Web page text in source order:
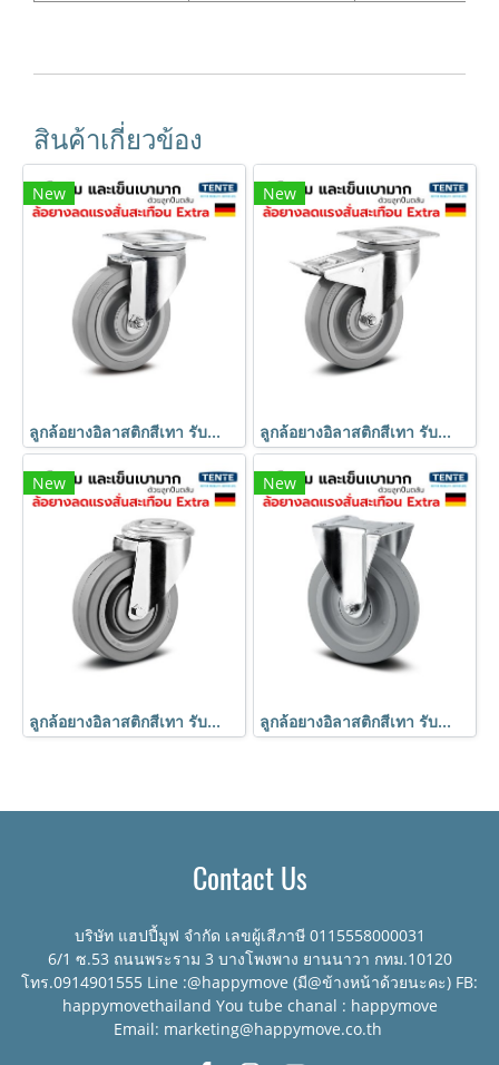
สินค้าเกี่ยวข้อง
New
ลูกล้อยางอิลาสติกสีเทา รับน้ำหนัก 450kg. แป้นหมุน เข็นเงียบ นุ่มนวล มาตรฐานเยอรมัน TENTE
New
ลูกล้อยางอิลาสติกสีเทา รับน้ำหนัก 450kg. แป้นเบรก เข็นเงียบ นุ่มนวล มาตรฐานเยอรมัน TENTE
New
ลูกล้อยางอิลาสติกสีเทา รับน้ำหนัก 450kg. รูหมุน เข็นเงียบ นุ่มนวล มาตรฐานเยอรมัน TENTE
New
ลูกล้อยางอิลาสติกสีเทา รับน้ำหนัก 450kg. แป้นตาย เข็นเงียบ นุ่มนวล มาตรฐานเยอรมัน TENTE
Contact Us
บริษัท แฮปปี้มูฟ จำกัด เลขผู้เสีภาษี 0115558000031
6/1 ซ.53 ถนนพระราม 3 บางโพงพาง ยานนาวา กทม.10120
โทร.0914901555 Line :@happymove (มี@ข้างหน้าด้วยนะคะ) FB:
happymovethailand You tube chanal : happymove
Email: marketing@happymove.co.th